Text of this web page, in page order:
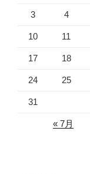
3 4
10 11
17 18
24 25
31
« 7月